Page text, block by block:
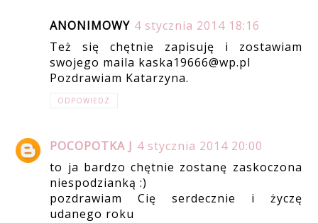
ANONIMOWY 4 stycznia 2014 18:16
Też się chętnie zapisuję i zostawiam
swojego maila kaska19666@wp.pl
Pozdrawiam Katarzyna.
ODPOWIEDZ
POCOPOTKA J 4 stycznia 2014 20:00
to ja bardzo chętnie zostanę zaskoczona
niespodzianką :)
pozdrawiam Cię serdecznie i życzę
udanego roku